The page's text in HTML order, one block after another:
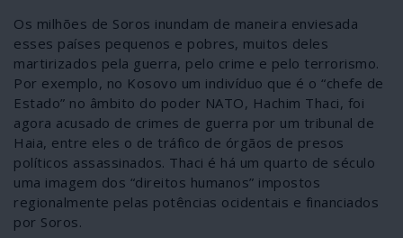
Os milhões de Soros inundam de maneira enviesada
esses países pequenos e pobres, muitos deles
martirizados pela guerra, pelo crime e pelo terrorismo.
Por exemplo, no Kosovo um indivíduo que é o “chefe de
Estado” no âmbito do poder NATO, Hachim Thaci, foi
agora acusado de crimes de guerra por um tribunal de
Haia, entre eles o de tráfico de órgãos de presos
políticos assassinados. Thaci é há um quarto de século
uma imagem dos “direitos humanos” impostos
regionalmente pelas potências ocidentais e financiados
por Soros.